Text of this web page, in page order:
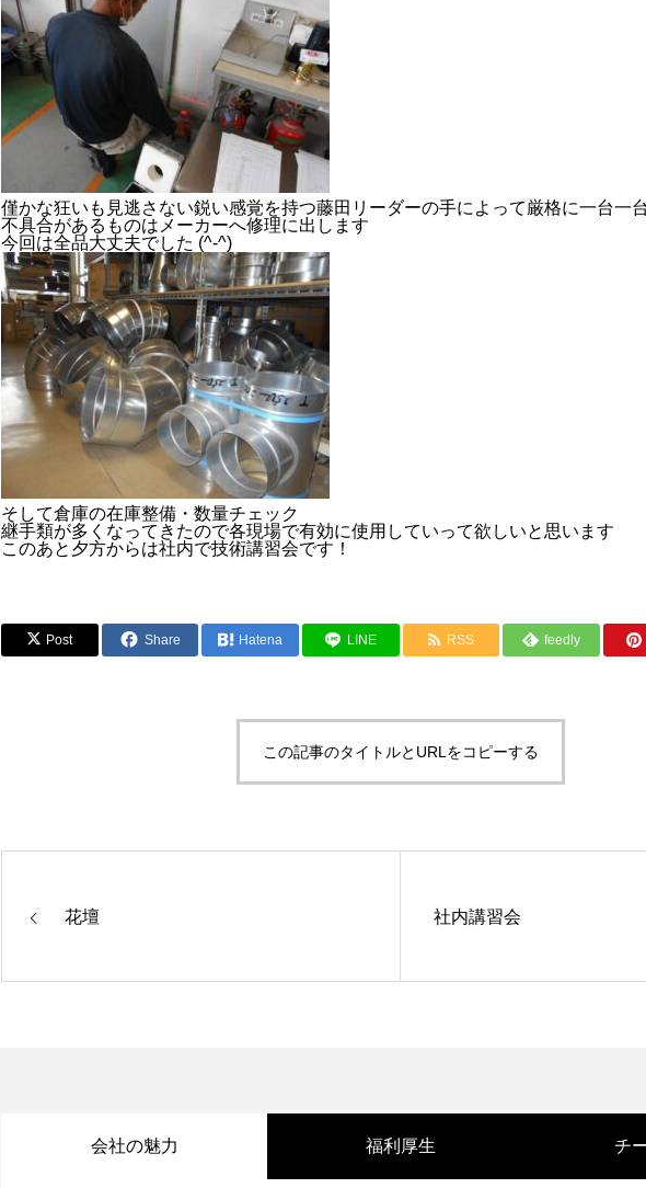
僅かな狂いも見逃さない鋭い感覚を持つ藤田リーダーの手によって厳格に一台一
不具合があるものはメーカーへ修理に出します
今回は全品大丈夫でした (^-^)
そして倉庫の在庫整備・数量チェック
継手類が多くなってきたので各現場で有効に使用していって欲しいと思います
このあと夕方からは社内で技術講習会です！
Post Share Hatena LINE RSS feedly
この記事のタイトルとURLをコピーする
花壇 社内講習会
会社の魅力 福利厚生 チ